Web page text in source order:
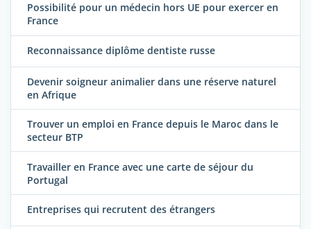
Possibilité pour un médecin hors UE pour exercer en
France
Reconnaissance diplôme dentiste russe
Devenir soigneur animalier dans une réserve naturel
en Afrique
Trouver un emploi en France depuis le Maroc dans le
secteur BTP
Travailler en France avec une carte de séjour du
Portugal
Entreprises qui recrutent des étrangers